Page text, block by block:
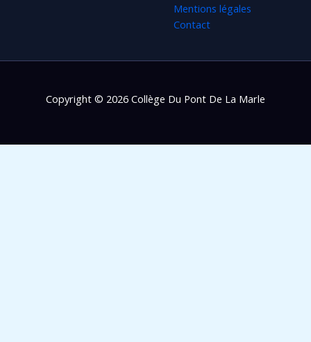
Mentions légales
Contact
Copyright © 2026 Collège Du Pont De La Marle